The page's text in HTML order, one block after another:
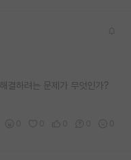
결하려는 문제가 무엇인가?